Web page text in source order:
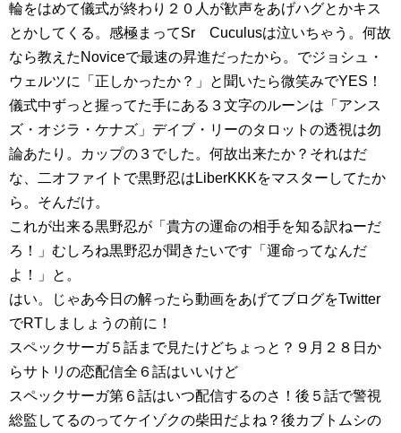
輪をはめて儀式が終わり２０人が歓声をあげハグとかキス
とかしてくる。感極まってSr Cuculusは泣いちゃう。何故
なら教えたNoviceで最速の昇進だったから。でジョシュ・
ウェルツに「正しかったか？」と聞いたら微笑みでYES！
儀式中ずっと握ってた手にある３文字のルーンは「アンス
ズ・オジラ・ケナズ」デイブ・リーのタロットの透視は勿
論あたり。カップの３でした。何故出来たか？それはだ
な、二オファイトで黒野忍はLiberKKKをマスターしてたか
ら。そんだけ。
これが出来る黒野忍が「貴方の運命の相手を知る訳ねーだ
ろ！」むしろね黒野忍が聞きたいです「運命ってなんだ
よ！」と。
はい。じゃあ今日の解ったら動画をあげてブログをTwitter
でRTしましょうの前に！
スペックサーガ５話まで見たけどちょっと？９月２８日か
らサトリの恋配信全６話はいいけど
スペックサーガ第６話はいつ配信するのさ！後５話で警視
総監してるのってケイゾクの柴田だよね？後カブトムシの